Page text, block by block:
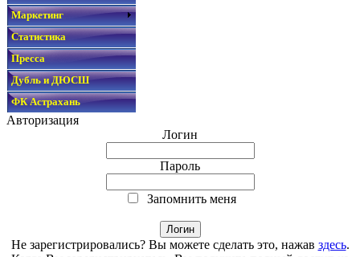
Маркетинг
Статистика
Пресса
Дубль и ДЮСШ
ФК Астрахань
Авторизация
Логин
Пароль
Запомнить меня
Не зарегистрировались? Вы можете сделать это, нажав здесь.